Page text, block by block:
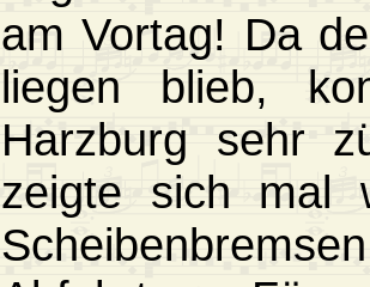
am Vortag! Da
liegen blieb,
Harzburg sehr
zeigte sich mal